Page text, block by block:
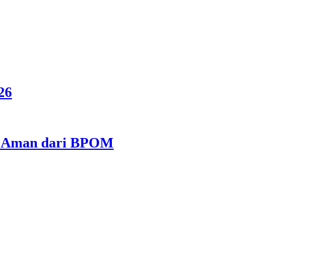
dari BPOM